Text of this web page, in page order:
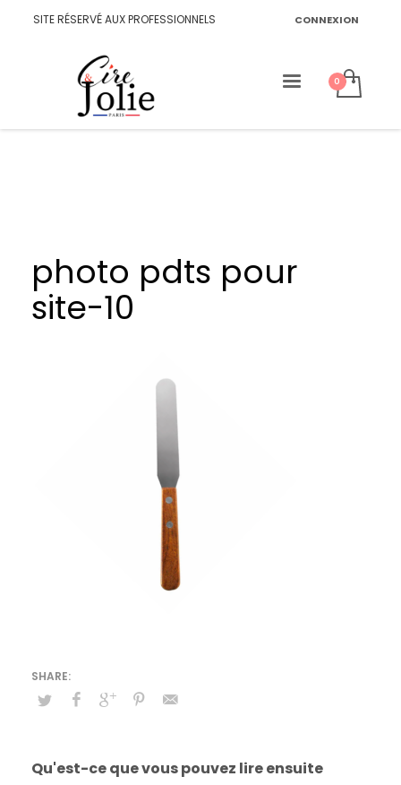
SITE RÉSERVÉ AUX PROFESSIONNELS CONNEXION
photo pdts pour
site-10
Qu'est-ce que vous pouvez lire ensuite